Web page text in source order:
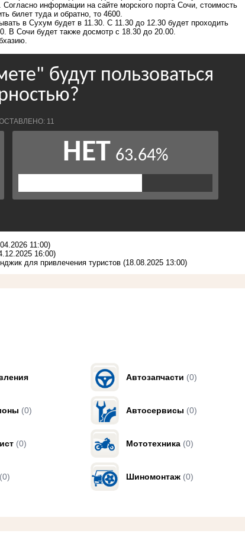
информации на сайте морского порта Сочи, стоимость
билет туда и обратно, то 4600.
в Сухум будет в 11.30. С 11.30 до 12.30 будет проходить
В Сочи будет также досмотр с 18.30 до 20.00.
11:00)
16:00)
для привлечения туристов (18.08.2025 13:00)
Автозапчасти (0)
(0) Автосервисы (0)
(0) Мототехника (0)
(0) Шиномонтаж (0)